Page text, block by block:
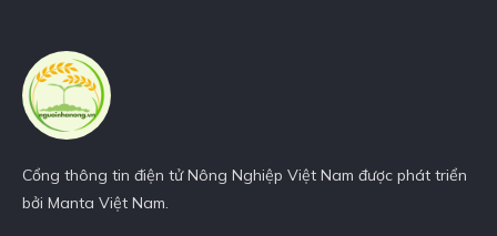
Cổng thông tin điện tử Nông Nghiệp Việt Nam được phát triển
bởi Manta Việt Nam.